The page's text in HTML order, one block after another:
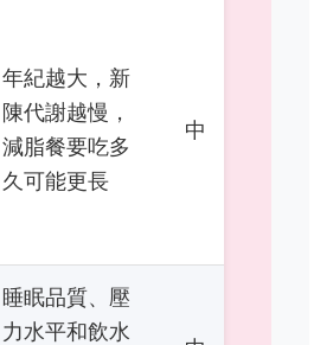
年紀越大，新
陳代謝越慢，
減脂餐要吃多
久可能更長
中
睡眠品質、壓
力水平和飲水